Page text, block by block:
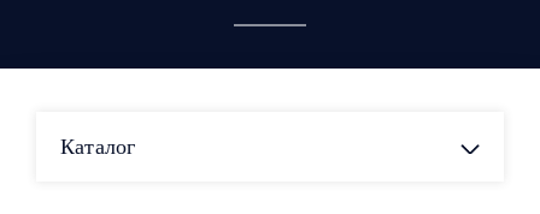
Каталог